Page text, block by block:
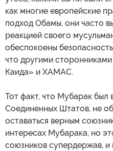
как многие европейские
подход Обамы, они часто
реакцией своего
обеспокоены
что другими
Каида» и ХАМАС.
Тот факт, что Мубарак
Соединенных Штатов, не
оставаться верным
интересах Мубарака, но
союзников супердержав, и